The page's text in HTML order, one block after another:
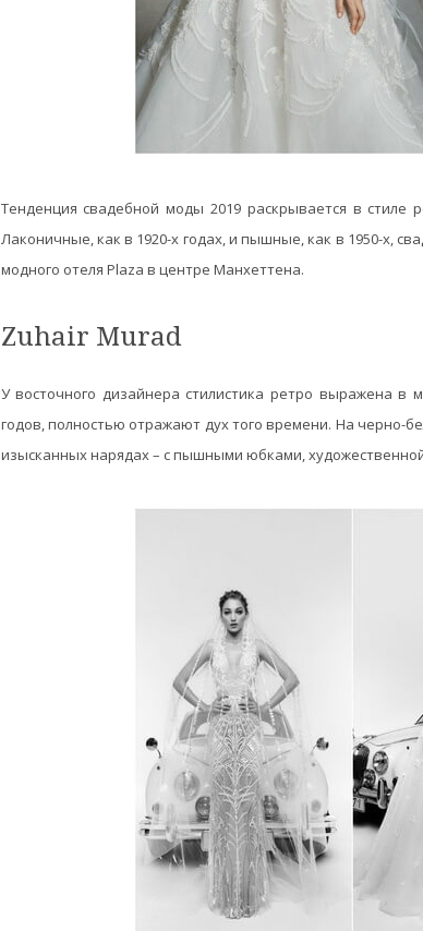
Тенденция свадебной моды 2019 раскрывается в
Лаконичные, как в 1920-х годах, и пышные, как в 1950-х,
модного отеля Plaza в центре Манхеттена.
Zuhair Murad
У восточного дизайнера стилистика ретро выражена в
годов, полностью отражают дух того времени. На черно-
изысканных нарядах – с пышными юбками,